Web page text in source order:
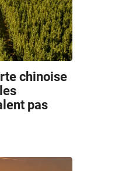
chinoise
pas